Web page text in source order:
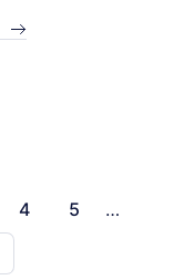
4 5
…